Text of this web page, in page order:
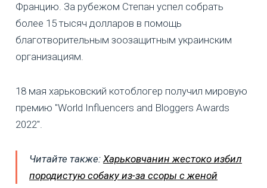
Францию. За рубежом Степан успел собрать
более 15 тысяч долларов в помощь
благотворительным зоозащитным украинским
организациям.
18 мая харьковский котоблогер получил мировую
премию "World Influencers and Bloggers Awards
2022".
Читайте также: Харьковчанин жестоко избил
породистую собаку из-за ссоры с женой